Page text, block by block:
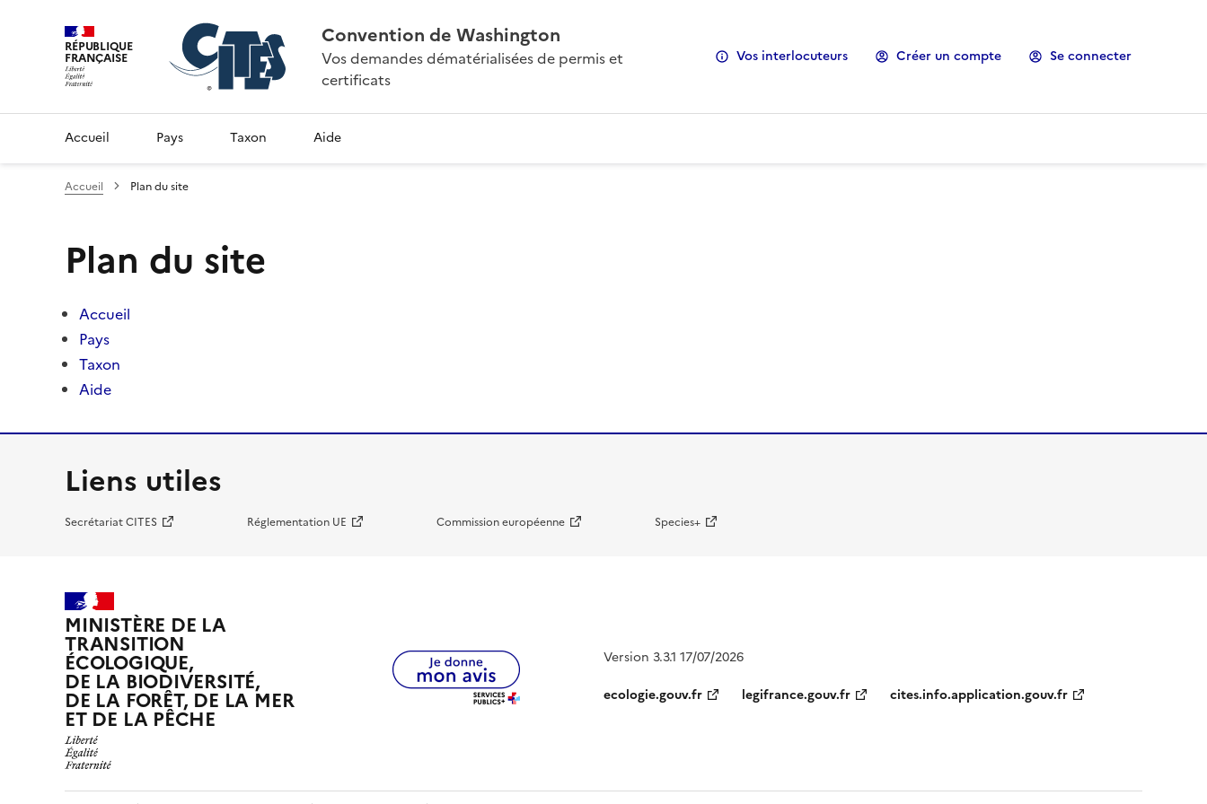
RÉPUBLIQUE
FRANÇAISE
Convention de Washington
Vos demandes dématérialisées de permis et
certificats
Vos interlocuteurs Créer un compte Se connecter
Accueil Pays Taxon Aide
Accueil Plan du site
Plan du site
Accueil
Pays
Taxon
Aide
Liens utiles
Secrétariat CITES Réglementation UE Commission européenne Species+
MINISTÈRE DE LA
TRANSITION
ÉCOLOGIQUE,
DE LA BIODIVERSITÉ,
DE LA FORÊT, DE LA MER
ET DE LA PÊCHE
Version 3.3.1 17/07/2026
ecologie.gouv.fr
legifrance.gouv.fr cites.info.application.gouv.fr